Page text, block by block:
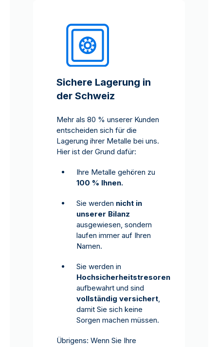
Sichere Lagerung in
der Schweiz
Mehr als 80 % unserer Kunden
entscheiden sich für die
Lagerung ihrer Metalle bei uns.
Hier ist der Grund dafür:
Ihre Metalle gehören zu
100 % Ihnen.
Sie werden nicht in
unserer Bilanz
ausgewiesen, sondern
laufen immer auf Ihren
Namen.
Sie werden in
Hochsicherheitstresoren
aufbewahrt und sind
vollständig versichert
damit Sie sich keine
Sorgen machen müssen.
Übrigens: Wenn Sie Ihre